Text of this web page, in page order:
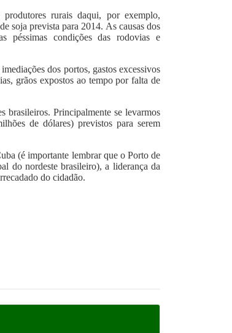
rurais daqui, por exemplo,
soja prevista para 2014. As causas dos
péssimas condições das rodovias e
dos portos, gastos excessivos
grãos expostos ao tempo por falta de
brasileiros. Principalmente se levarmos
de dólares) previstos para serem
(é importante lembrar que o Porto de
do nordeste brasileiro), a liderança da
do cidadão.